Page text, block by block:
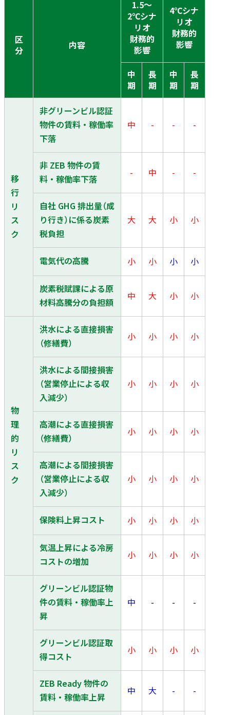
区
分
内容
1.5～
2℃シナ
リオ
財務的
影響
4℃シナ
リオ
財務的
影響
中
期
長
期
中
期
長
期
移
行
リ
ス
ク
非グリーンビル認証
物件の賃料・稼働率
下落
中 - - -
非 ZEB 物件の賃
料・稼働率下落
- 中 - -
自社 GHG 排出量（成
り行き）に係る炭素
税負担
大 大 小 小
電気代の高騰 小 小 小 小
炭素税賦課による原
材料高騰分の負担額
中 大 小 小
物
理
的
リ
ス
ク
洪水による直接損害
（修繕費）
小 小 小 小
洪水による間接損害
（営業停止による収
入減少）
小 小 小 小
高潮による直接損害
（修繕費）
小 小 小 小
高潮による間接損害
（営業停止による収
入減少）
小 小 小 小
保険料上昇コスト 小 小 小 小
気温上昇による冷房
コストの増加
小 小 小 小
グリーンビル認証物
件の賃料・稼働率上
昇
中 - - -
グリーンビル認証取
得コスト
小 小 小 小
ZEB Ready 物件の
賃料・稼働率上昇
中 大 - -